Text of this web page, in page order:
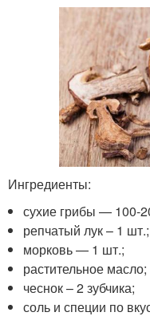
Ингредиенты:
сухие грибы — 100-
репчатый лук – 1 шт.;
морковь — 1 шт.;
растительное масло;
чеснок – 2 зубчика;
соль и специи по